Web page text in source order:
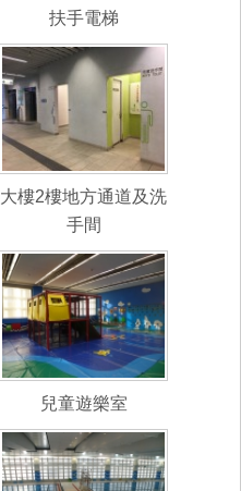
扶手電梯
大樓2樓地方通道及洗
手間
兒童遊樂室